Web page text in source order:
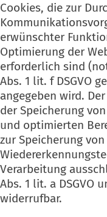
Cookies, die zur
erwünschter
Optimierung der
erforderlich sind
Abs. 1 lit. f DSGVO
angegeben wird.
der Speicherung
und optimierten
zur Speicherung
Verarbeitung
Abs. 1 lit. a DSGVO
widerrufbar.